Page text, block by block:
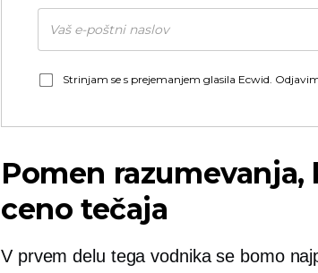
Strinjam se s prejemanjem glasila Ecwid.
Pomen
ceno tečaja
V prvem delu tega vodnika se bomo